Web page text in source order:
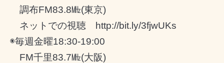
調布FM83.8㎒(東京)
ネットでの視聴 http://bit.ly/3fjwUKs
◉毎週金曜18:30-19:00
FM千里83.7㎒(大阪)